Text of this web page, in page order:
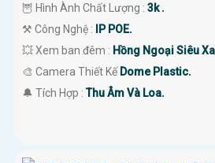
🦉 Hình Ành Chất Lượng : 3k .
⚒ Công Nghệ : IP POE.
💥 Xem ban đêm : Hồng Ngoại Siêu
🎨 Camera Thiết KếDome Plastic.
️🔔 Tích Hợp :Thu Âm Và Loa.